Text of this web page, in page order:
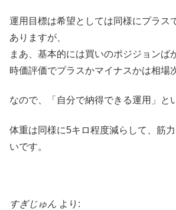
運用目標は希望としては同様にプラス
ありますが、
まあ、基本的には買いのポジジョンば
時価評価でプラスかマイナスかは相場
なので、「自分で納得できる運用」と
体重は同様に5キロ程度減らして、筋
いです。
すぎじゅん より: